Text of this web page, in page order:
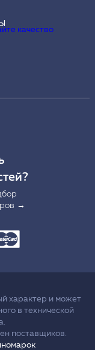
→
характер и может
в технической
поставщиков.